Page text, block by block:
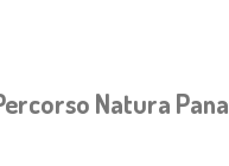
Natura